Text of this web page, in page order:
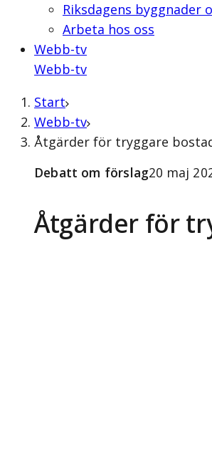
Riksdagens byggnader
Arbeta hos oss
Webb-tv
Webb-tv
Start
Webb-tv
Åtgärder för tryggare
Åtgärder för
Debatt om förslag20 maj